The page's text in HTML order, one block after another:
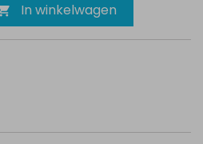
In winkelwagen